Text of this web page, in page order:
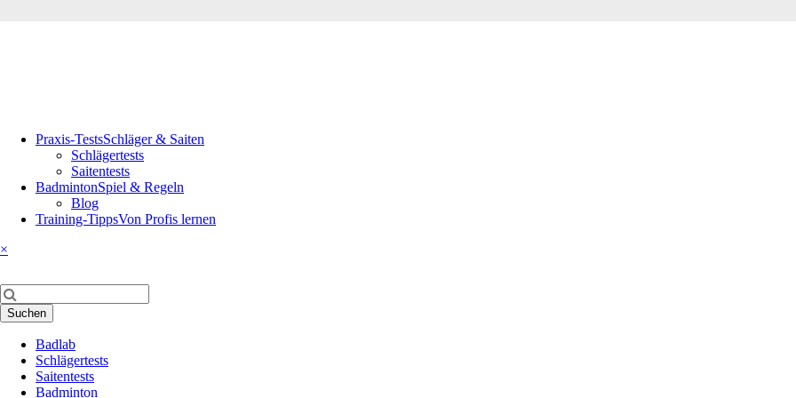
überspringen
Praxis-TestsSchläger & Saiten
Schlägertests
Saitentests
BadmintonSpiel & Regeln
Blog
Training-TippsVon Profis lernen
×
Suchbegriffe
Suchen
überspringen
Badlab
Schlägertests
Saitentests
Badminton